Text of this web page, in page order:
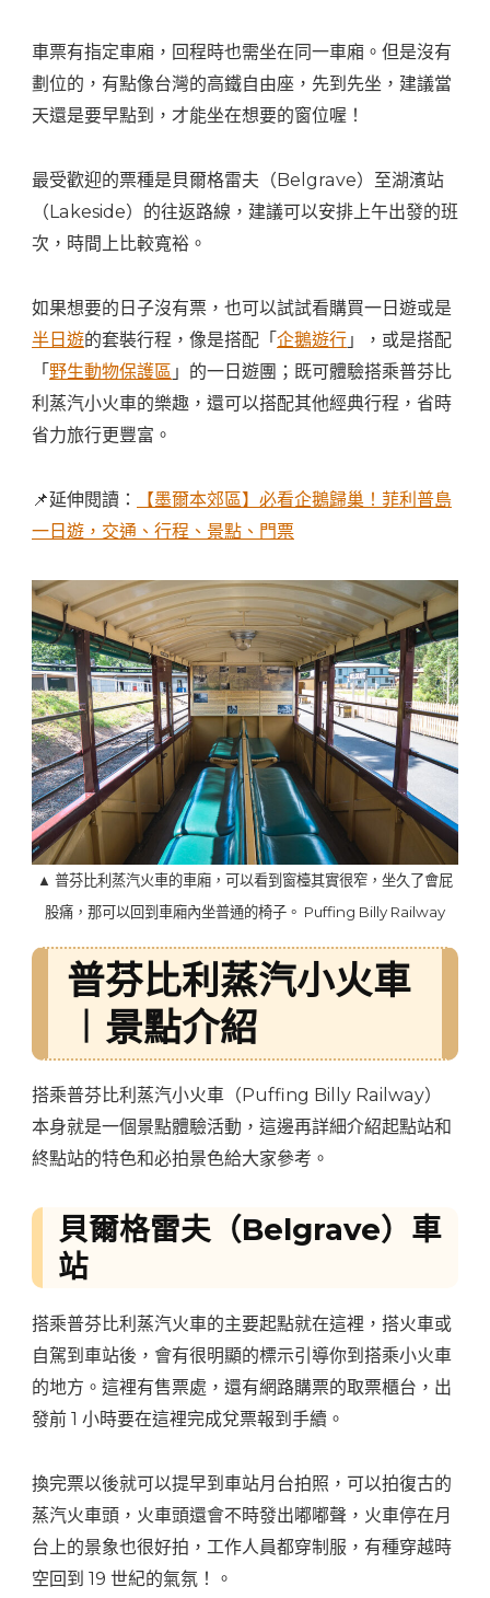
車票有指定車廂，回程時也需坐在同一車廂。但是沒有
劃位的，有點像台灣的高鐵自由座，先到先坐，建議當
天還是要早點到，才能坐在想要的窗位喔！
最受歡迎的票種是貝爾格雷夫（Belgrave）至湖濱站
（Lakeside）的往返路線，建議可以安排上午出發的班
次，時間上比較寬裕。
如果想要的日子沒有票，也可以試試看購買一日遊或是
半日遊的套裝行程，像是搭配「 企鵝遊行 」，或是搭配
「 野生動物保護區 」的一日遊團；既可體驗搭乘普芬比
利蒸汽小火車的樂趣，還可以搭配其他經典行程，省時
省力旅行更豐富。
📌延伸閱讀：
【墨爾本郊區】必看企鵝歸巢！菲利普島
一日遊，交通、行程、景點、門票
▲ 普芬比利蒸汽火車的車廂，可以看到窗檯其實很窄，坐久了會屁
股痛，那可以回到車廂內坐普通的椅子。 Puffing Billy Railway
普芬比利蒸汽小火車
︱景點介紹
搭乘普芬比利蒸汽小火車（Puffing Billy Railway）
本身就是一個景點體驗活動，這邊再詳細介紹起點站和
終點站的特色和必拍景色給大家參考。
貝爾格雷夫（Belgrave）車
站
搭乘普芬比利蒸汽火車的主要起點就在這裡，搭火車或
自駕到車站後，會有很明顯的標示引導你到搭乘小火車
的地方。這裡有售票處，還有網路購票的取票櫃台，出
發前 1 小時要在這裡完成兌票報到手續。
換完票以後就可以提早到車站月台拍照，可以拍復古的
蒸汽火車頭，火車頭還會不時發出嘟嘟聲，火車停在月
台上的景象也很好拍，工作人員都穿制服，有種穿越時
空回到 19 世紀的氣氛！。